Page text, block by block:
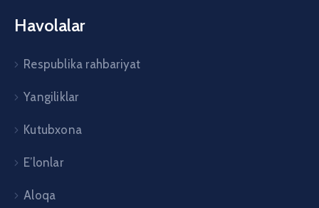
Havolalar
Respublika rahbariyat
Yangiliklar
Kutubxona
E’lonlar
Aloqa